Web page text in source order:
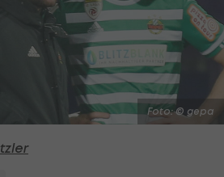
Foto: © gepa